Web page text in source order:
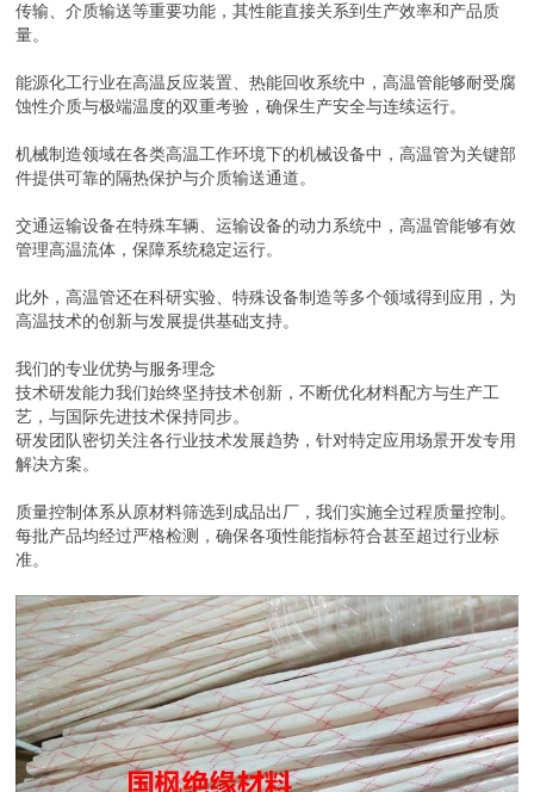
传输、介质输送等重要功能，其性能直接关系到生产效率和产品质
量。
能源化工行业在高温反应装置、热能回收系统中，高温管能够耐受腐
蚀性介质与极端温度的双重考验，确保生产安全与连续运行。
机械制造领域在各类高温工作环境下的机械设备中，高温管为关键部
件提供可靠的隔热保护与介质输送通道。
交通运输设备在特殊车辆、运输设备的动力系统中，高温管能够有效
管理高温流体，保障系统稳定运行。
此外，高温管还在科研实验、特殊设备制造等多个领域得到应用，为
高温技术的创新与发展提供基础支持。
我们的专业优势与服务理念
技术研发能力我们始终坚持技术创新，不断优化材料配方与生产工
艺，与国际先进技术保持同步。
研发团队密切关注各行业技术发展趋势，针对特定应用场景开发专用
解决方案。
质量控制体系从原材料筛选到成品出厂，我们实施全过程质量控制。
每批产品均经过严格检测，确保各项性能指标符合甚至超过行业标
准。